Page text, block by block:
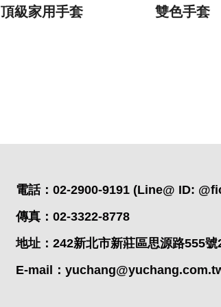
頂級家用手套 雙色手套
電話：02-2900-9191 (Line@ ID:
傳真：02-3322-8778
地址：242新北市新莊區思源路555號
E-mail：